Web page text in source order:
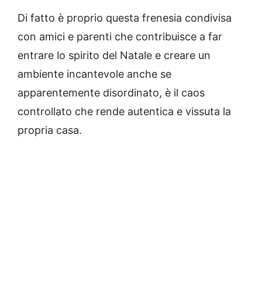
Di fatto è proprio questa frenesia condivisa
con amici e parenti che contribuisce a far
entrare lo spirito del Natale e creare un
ambiente incantevole anche se
apparentemente disordinato, è il caos
controllato che rende autentica e vissuta la
propria casa.